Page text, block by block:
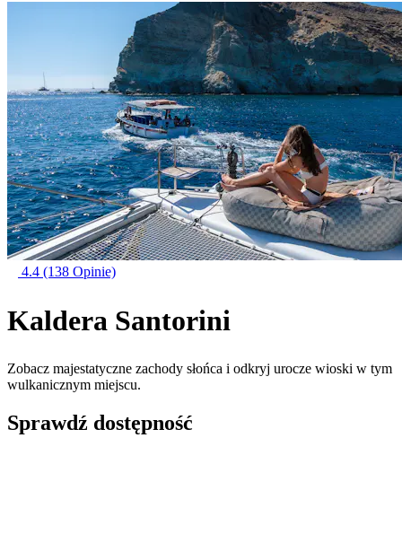
4.4 (138 Opinie)
Kaldera Santorini
Zobacz majestatyczne zachody słońca i odkryj urocze wioski w tym
wulkanicznym miejscu.
Sprawdź dostępność